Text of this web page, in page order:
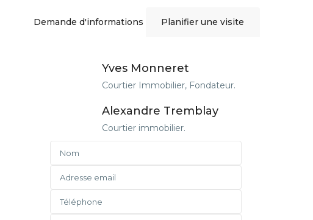
Demande d'informations Planifier une visite
Yves Monneret
Courtier Immobilier, Fondateur.
Alexandre Tremblay
Courtier immobilier.